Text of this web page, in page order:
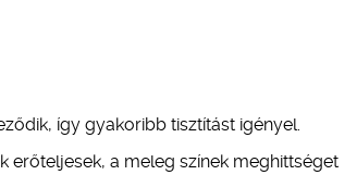
így gyakoribb tisztítást igényel.
erőteljesek, a meleg színek meghittséget